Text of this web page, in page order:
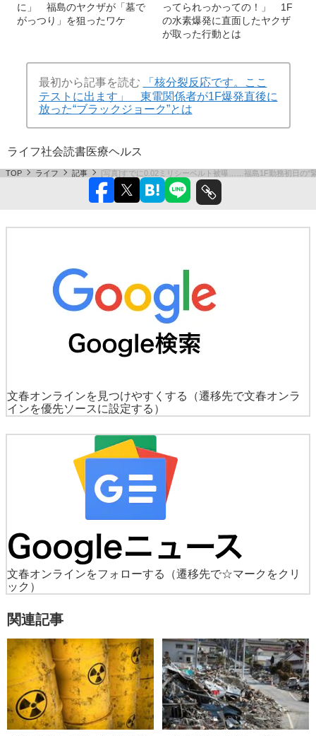
に」 福島のヤクザが「墓で
がっつり」を狙ったワケ
ってられっかっての！」 1F
の水素爆発に直面したヤクザ
が取った行動とは
最初から記事を読む
「核分裂反応です。ここ
テストに出ます」 東電関係者が1F爆発直後に
放った“ブラックジョーク”とは
ライフ社会読書医療ヘルス
TOP ライフ 記事 [写真]すでに0.02ミリシーベルト被曝……福島1F勤務初日の“
文春オンラインを見つけやすくする
（遷移先で文春オンラ
インを優先ソースに設定する）
文春オンラインをフォローする
（遷移先で☆マークをクリ
ック）
関連記事